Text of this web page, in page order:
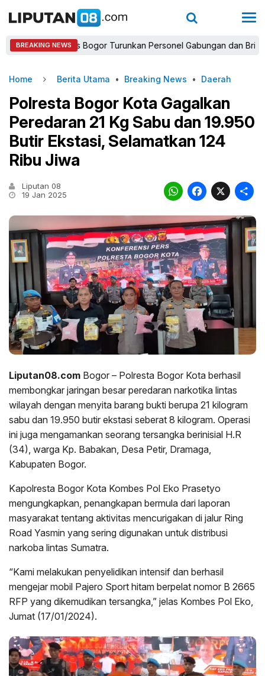
BREAKING NEWS
Kapolres Bogor Turunkan Personel Gabungan dan Brimob,
Home Berita Utama • Breaking News • Daerah
Polresta Bogor Kota Gagalkan
Peredaran 21 Kg Sabu dan 19.950
Butir Ekstasi, Selamatkan 124
Ribu Jiwa
Liputan 08
19 Jan 2025
X
Liputan08.com Bogor – Polresta Bogor Kota berhasil
membongkar jaringan besar peredaran narkotika lintas
wilayah dengan menyita barang bukti berupa 21 kilogram
sabu dan 19.950 butir ekstasi seberat 8 kilogram. Operasi
ini juga mengamankan seorang tersangka berinisial H.R
(34), warga Kp. Babakan, Desa Petir, Dramaga,
Kabupaten Bogor.
Kapolresta Bogor Kota Kombes Pol Eko Prasetyo
mengungkapkan, penangkapan bermula dari laporan
masyarakat tentang aktivitas mencurigakan di jalur Ring
Road Yasmin yang sering digunakan untuk distribusi
narkoba lintas Sumatra.
“Kami melakukan penyelidikan intensif dan berhasil
mengejar mobil Pajero Sport hitam berpelat nomor B 2665
RFP yang dikemudikan tersangka,” jelas Kombes Pol Eko,
Jumat (17/01/2024).